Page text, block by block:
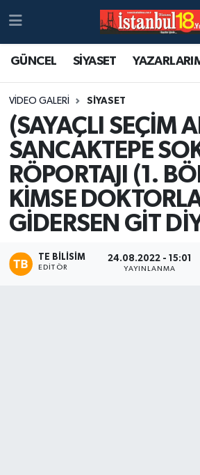
GÜNCEL SİYASET
VIDEO GALERI SIYASET
(SAYAÇLI SEÇİM
SANCAKTEPE
RÖPORTAJI (1.
KİMSE
GİDERSEN GİT
TE BILISIM
EDITÖR
24.08.2022 - 15:01
YAYINLANMA